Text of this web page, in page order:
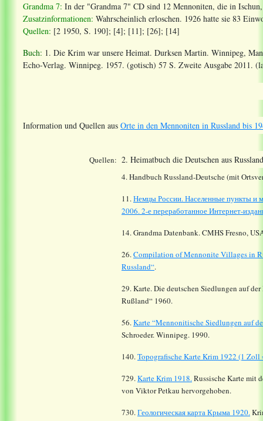
Grandma 7: In der "Grandma 7" CD sind 12 Mennoniten, die in
Zusatzinformationen: Wahrscheinlich erloschen. 1926 hatte sie 83
Quellen: [2 1950, S. 190]; [4]; [11]; [26]; [14]
Buch: 1. Die Krim war unsere Heimat. Durksen Martin. Winnipeg,
Echo-Verlag. Winnipeg. 1957. (gotisch) 57 S. Zweite Ausgabe 2011.
Information und Quellen aus Orte in den Mennoniten in Russland bis
Quellen: 2. Heimatbuch die Deutschen aus
4. Handbuch Russland-Deutsche (mit
11.Немцы России. Населенные пункты и
2006. 2-е переработанное Интернет-
14.Grandma Datenbank. CMHS Fresno,
26.Compilation of Mennonite Villages in
Russland“.
29. Karte. Die deutschen Siedlungen auf
Rußland“ 1960.
56.Karte “Mennonitische Siedlungen auf
Schroeder. Winnipeg. 1990.
140.Topografische Karte Krim 1922 (1 Zoll
729.Karte Krim 1918.Russische Karte mit
von Viktor Petkau hervorgehoben.
730.Геологическая карта Крыма 1920.